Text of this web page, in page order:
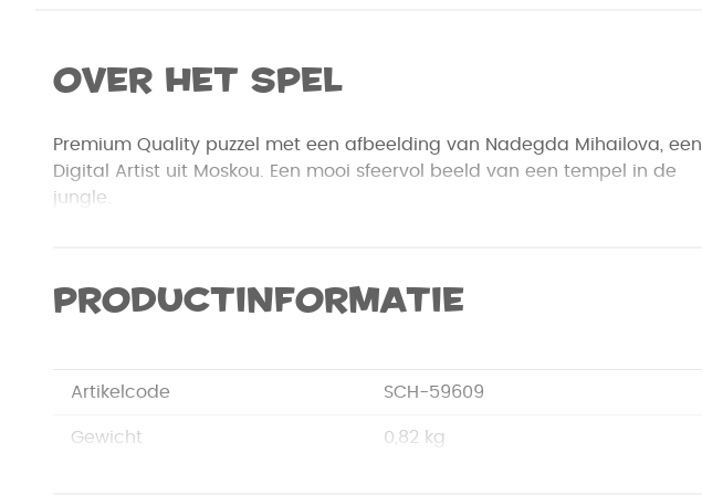
Over het spel
Premium Quality puzzel met een afbeelding van Nadegda Mihailova, een
Digital Artist uit Moskou. Een mooi sfeervol beeld van een tempel in de
jungle.
Productinformatie
Artikelcode SCH-59609
Gewicht 0,82 kg